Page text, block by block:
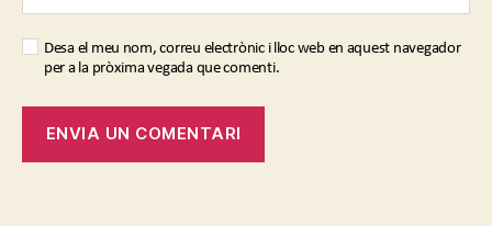
Desa el meu nom, correu electrònic i lloc web en aquest navegador
per a la pròxima vegada que comenti.